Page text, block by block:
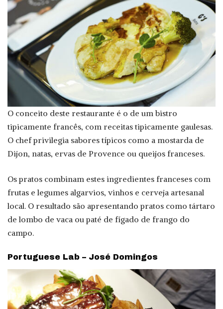
O conceito deste restaurante é o de um bistro
tipicamente francês, com receitas tipicamente gaulesas.
O chef privilegia sabores típicos como a mostarda de
Dijon, natas, ervas de Provence ou queijos franceses.
Os pratos combinam estes ingredientes franceses com
frutas e legumes algarvios, vinhos e cerveja artesanal
local. O resultado são apresentando pratos como tártaro
de lombo de vaca ou paté de fígado de frango do
campo.
Portuguese Lab – José Domingos